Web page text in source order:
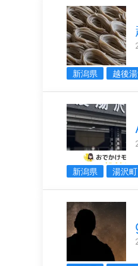
新潟県 越後
新潟県 湯沢町